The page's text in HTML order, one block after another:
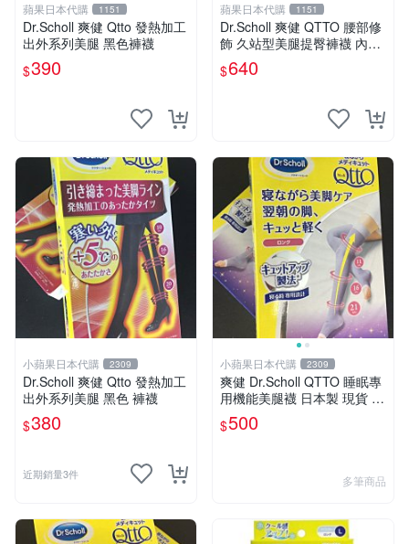
蘋果日本代購 1151
Dr.Scholl 爽健 Qtto 發熱加工
出外系列美腿 黑色褲襪
$390
蘋果日本代購 1151
Dr.Scholl 爽健 QTTO 腰部修
飾 久站型美腿提臀褲襪 內搭
褲 骨盤加強 日常用 外出型
$640
小蘋果日本代購 2309
Dr.Scholl 爽健 Qtto 發熱加工
出外系列美腿 黑色 褲襪
$380
近期銷量3件
小蘋果日本代購 2309
爽健 Dr.Scholl QTTO 睡眠專
用機能美腿襪 日本製 現貨 日
本塑身襪 紫色薰衣草款
$500
多筆商品